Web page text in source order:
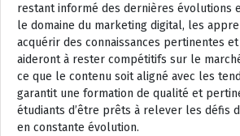
restant informé des dernières évolutions
le domaine du marketing digital, les
acquérir des connaissances pertinentes
aideront à rester compétitifs sur le
ce que le contenu soit aligné avec les
garantit une formation de qualité et
étudiants d’être prêts à relever les défis
en constante évolution.